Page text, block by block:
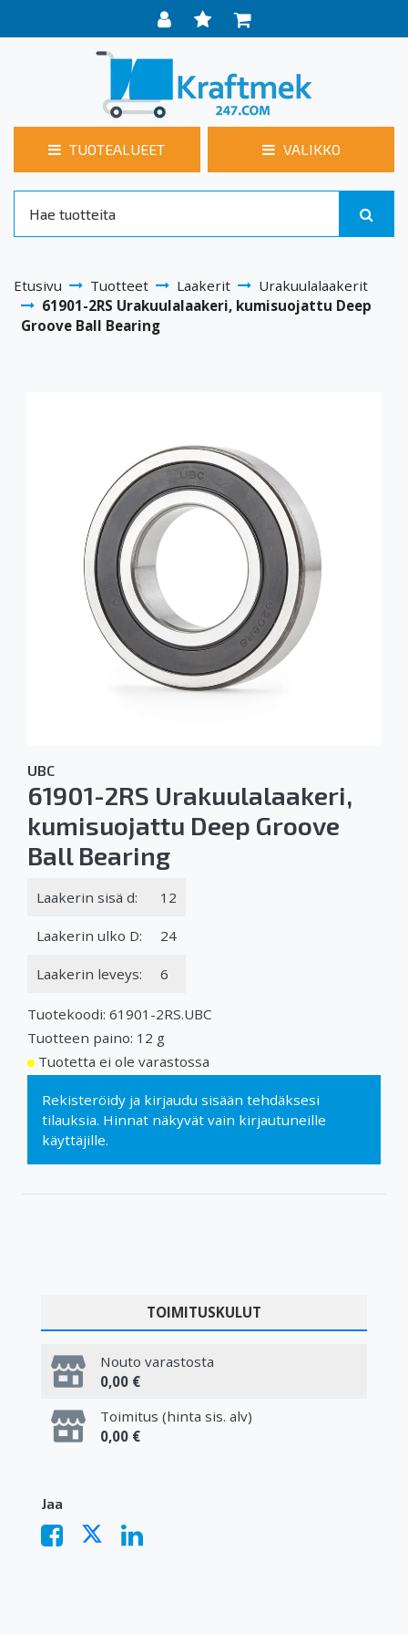
TUOTEALUEET VALIKKO
Etusivu Tuotteet Laakerit
Urakuulalaakerit
61901-2RS Urakuulalaakeri, kumisuojattu Deep
Groove Ball Bearing
UBC
61901-2RS Urakuulalaakeri,
kumisuojattu Deep Groove
Ball Bearing
Laakerin sisä d: 12
Laakerin ulko D: 24
Laakerin leveys: 6
Tuotekoodi: 61901-2RS.UBC
Tuotteen paino: 12 g
Tuotetta ei ole varastossa
Rekisteröidy ja kirjaudu sisään tehdäksesi
tilauksia. Hinnat näkyvät vain kirjautuneille
käyttäjille.
TOIMITUSKULUT
Nouto varastosta
0,00 €
Toimitus (hinta sis. alv)
0,00 €
Jaa